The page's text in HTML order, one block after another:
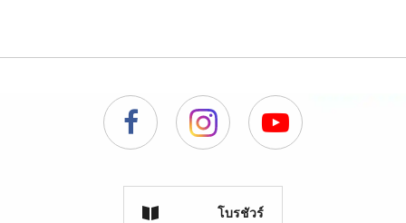
โบรชัวร์